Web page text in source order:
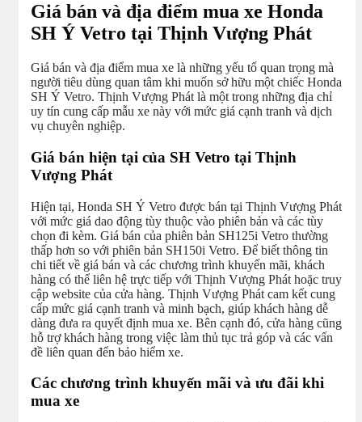
Giá bán và địa điểm mua xe Honda
SH Ý Vetro tại Thịnh Vượng Phát
Giá bán và địa điểm mua xe là những yếu tố quan trọng mà
người tiêu dùng quan tâm khi muốn sở hữu một chiếc Honda
SH Ý Vetro. Thịnh Vượng Phát là một trong những địa chỉ
uy tín cung cấp mẫu xe này với mức giá cạnh tranh và dịch
vụ chuyên nghiệp.
Giá bán hiện tại của SH Vetro tại Thịnh
Vượng Phát
Hiện tại, Honda SH Ý Vetro được bán tại Thịnh Vượng Phát
với mức giá dao động tùy thuộc vào phiên bản và các tùy
chọn đi kèm. Giá bán của phiên bản SH125i Vetro thường
thấp hơn so với phiên bản SH150i Vetro. Để biết thông tin
chi tiết về giá bán và các chương trình khuyến mãi, khách
hàng có thể liên hệ trực tiếp với Thịnh Vượng Phát hoặc truy
cập website của cửa hàng. Thịnh Vượng Phát cam kết cung
cấp mức giá cạnh tranh và minh bạch, giúp khách hàng dễ
dàng đưa ra quyết định mua xe. Bên cạnh đó, cửa hàng cũng
hỗ trợ khách hàng trong việc làm thủ tục trả góp và các vấn
đề liên quan đến bảo hiểm xe.
Các chương trình khuyến mãi và ưu đãi khi
mua xe